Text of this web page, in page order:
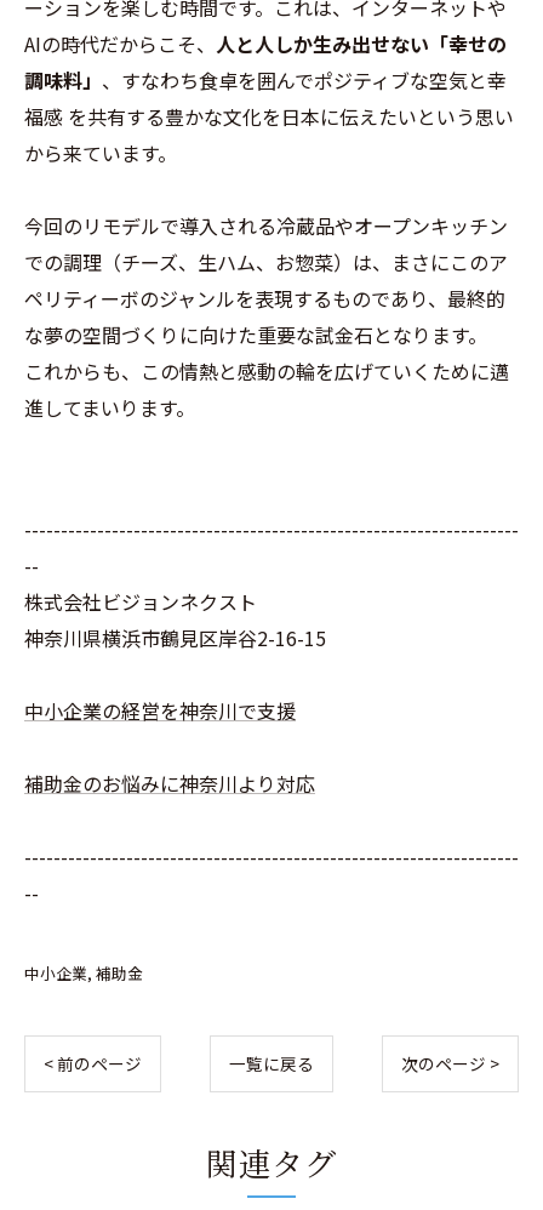
ーションを楽しむ時間です。これは、インターネットや
AIの時代だからこそ、 人と人しか生み出せない「幸せの
調味料」 、すなわち食卓を囲んでポジティブな空気と幸
福感 を共有する豊かな文化を日本に伝えたいという思い
から来ています。
今回のリモデルで導入される冷蔵品やオープンキッチン
での調理（チーズ、生ハム、お惣菜）は、まさにこのア
ペリティーボのジャンルを表現するものであり、最終的
な夢の空間づくりに向けた重要な試金石となります。
これからも、この情熱と感動の輪を広げていくために邁
進してまいります。
--------------------------------------------------------------------
--
株式会社ビジョンネクスト
神奈川県横浜市鶴見区岸谷2-16-15
中小企業の経営を神奈川で支援
補助金のお悩みに神奈川より対応
--------------------------------------------------------------------
--
中小企業 補助金
< 前のページ 一覧に戻る 次のページ >
関連タグ